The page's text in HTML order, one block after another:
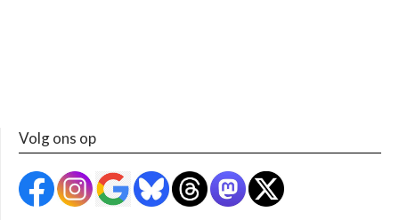
Volg ons op